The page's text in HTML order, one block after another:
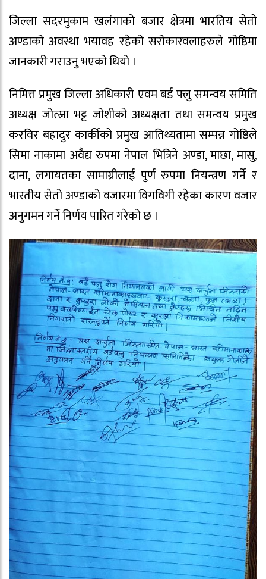
जिल्ला सदरमुकाम खलंगाको बजार क्षेत्रमा भारतिय सेतो
अण्डाको अवस्था भयावह रहेको सरोकारवलाहरुले गोष्ठिमा
जानकारी गराउनु भएको थियो ।
निमित्त प्रमुख जिल्ला अधिकारी एवम बर्ड फ्लु समन्वय समिति
अध्यक्ष जोत्स्ना भट्ट जोशीको अध्यक्षता तथा समन्वय प्रमुख
करविर बहादुर कार्कीको प्रमुख आतिथ्यतामा सम्पन्न गोष्ठिले
सिमा नाकामा अवैद्य रुपमा नेपाल भित्रिने अण्डा, माछा, मासु,
दाना, लगायतका सामाग्रीलाई पुर्ण रुपमा नियन्त्रण गर्ने र
भारतीय सेतो अण्डाको वजारमा विगविगी रहेका कारण वजार
अनुगमन गर्ने निर्णय पारित गरेको छ ।